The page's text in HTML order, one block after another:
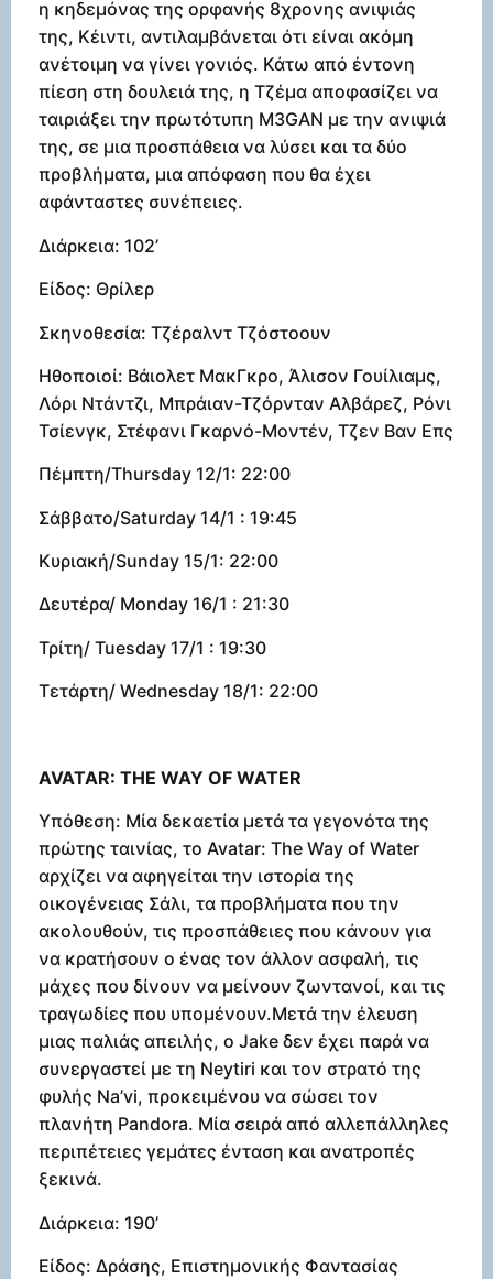
η κηδεμόνας της ορφανής 8χρονης ανιψιάς
της, Κέιντι, αντιλαμβάνεται ότι είναι ακόμη
ανέτοιμη να γίνει γονιός. Κάτω από έντονη
πίεση στη δουλειά της, η Τζέμα αποφασίζει να
ταιριάξει την πρωτότυπη M3GAN με την ανιψιά
της, σε μια προσπάθεια να λύσει και τα δύο
προβλήματα, μια απόφαση που θα έχει
αφάνταστες συνέπειες.
Διάρκεια: 102’
Είδος: Θρίλερ
Σκηνοθεσία: Τζέραλντ Τζόστοουν
Ηθοποιοί: Βάιολετ ΜακΓκρο, Άλισον Γουίλιαμς,
Λόρι Ντάντζι, Μπράιαν-Τζόρνταν Αλβάρεζ, Ρόνι
Τσίενγκ, Στέφανι Γκαρνό-Μοντέν, Τζεν Βαν Επς
Πέμπτη/Thursday 12/1: 22:00
Σάββατο/Saturday 14/1 : 19:45
Κυριακή/Sunday 15/1: 22:00
Δευτέρα/ Monday 16/1 : 21:30
Τρίτη/ Tuesday 17/1 : 19:30
Τετάρτη/ Wednesday 18/1: 22:00
AVATAR: THE WAY OF WATER
Υπόθεση: Μία δεκαετία μετά τα γεγονότα της
πρώτης ταινίας, το Avatar: The Way of Water
αρχίζει να αφηγείται την ιστορία της
οικογένειας Σάλι, τα προβλήματα που την
ακολουθούν, τις προσπάθειες που κάνουν για
να κρατήσουν ο ένας τον άλλον ασφαλή, τις
μάχες που δίνουν να μείνουν ζωντανοί, και τις
τραγωδίες που υπομένουν.Μετά την έλευση
μιας παλιάς απειλής, ο Jake δεν έχει παρά να
συνεργαστεί με τη Neytiri και τον στρατό της
φυλής Na’vi, προκειμένου να σώσει τον
πλανήτη Pandora. Μία σειρά από αλλεπάλληλες
περιπέτειες γεμάτες ένταση και ανατροπές
ξεκινά.
Διάρκεια: 190’
Είδος: Δράσης, Επιστημονικής Φαντασίας